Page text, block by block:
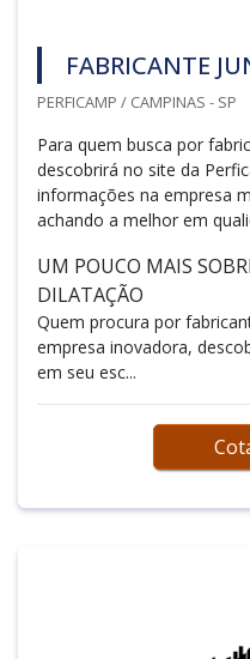
FABRICANTE
PERFICAMP / CAMPINAS - SP
Para quem busca por
descobrirá no site da
informações na empresa
achando a melhor em
UM POUCO MAIS
DILATAÇÃO
Quem procura por
empresa inovadora,
em seu esc...